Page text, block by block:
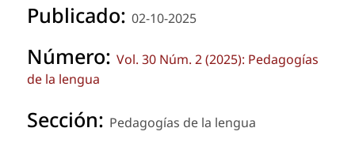
Publicado: 02-10-2025
Número: Vol. 30 Núm. 2 (2025): Pedagogías
de la lengua
Sección: Pedagogías de la lengua